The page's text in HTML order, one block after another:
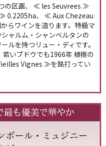
の区画、 ≪ les Seuvrees ≫
0.2205ha、 ≪ Aux Chezeau
らワインを造ります。特級マ
ャルム・シャンベルタンの
ルを持つリュー・ディです。
いブドウでも1966年 植樹の
Vignes ≫を銘打ってい